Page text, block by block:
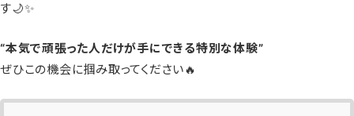
す🌙✨
“本気で頑張った人だけが手にできる特別な体験”
ぜひこの機会に掴み取ってください🔥